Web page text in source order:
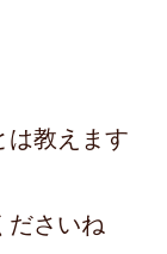
は教えます
ださいね